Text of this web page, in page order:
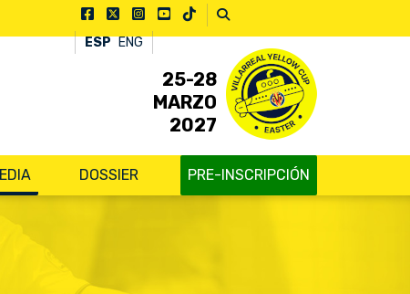
ESP ENG
25-28
MARZO
2027
DOSSIER PRE-INSCRIPCIÓN